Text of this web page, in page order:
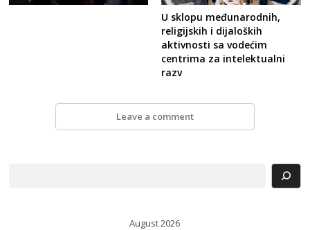
U sklopu međunarodnih,
religijskih i dijaloških
aktivnosti sa vodećim
centrima za intelektualni
razv
Leave a comment
August 2026